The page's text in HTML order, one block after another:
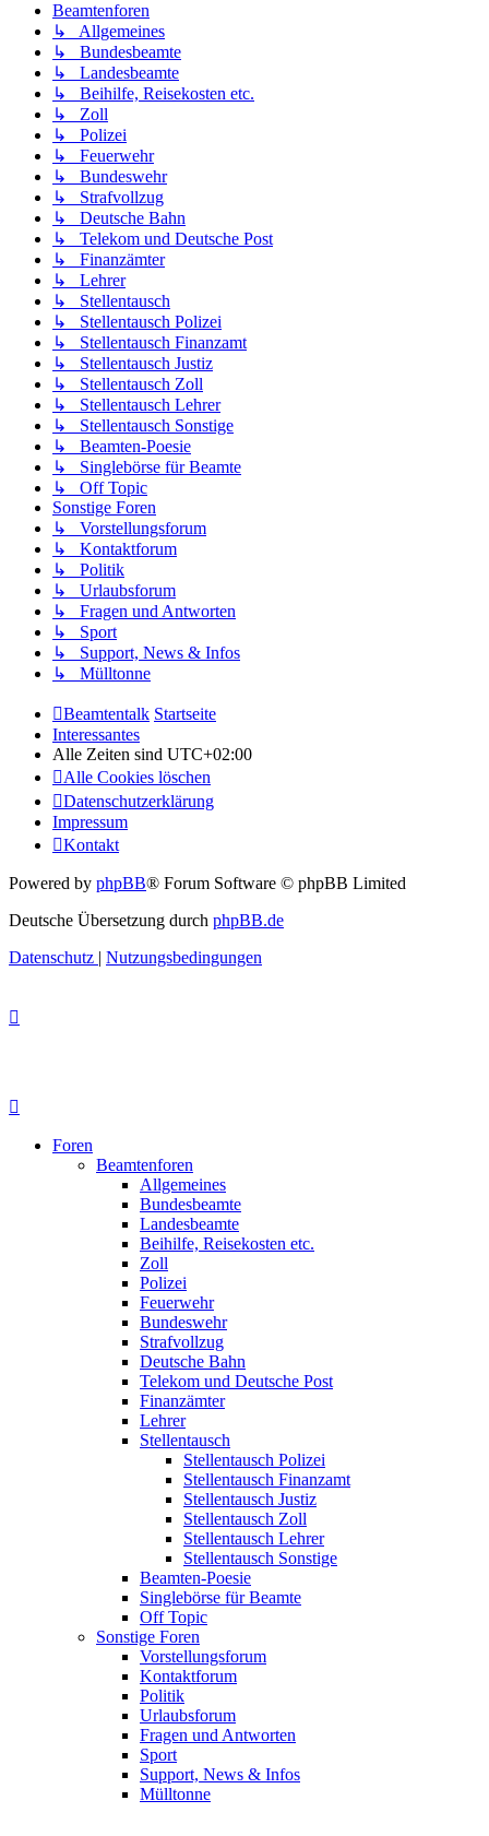
Beamtenforen
↳ Allgemeines
↳ Bundesbeamte
↳ Landesbeamte
↳ Beihilfe, Reisekosten etc.
↳ Zoll
↳ Polizei
↳ Feuerwehr
↳ Bundeswehr
↳ Strafvollzug
↳ Deutsche Bahn
↳ Telekom und Deutsche Post
↳ Finanzämter
↳ Lehrer
↳ Stellentausch
↳ Stellentausch Polizei
↳ Stellentausch Finanzamt
↳ Stellentausch Justiz
↳ Stellentausch Zoll
↳ Stellentausch Lehrer
↳ Stellentausch Sonstige
↳ Beamten-Poesie
↳ Singlebörse für Beamte
↳ Off Topic
Sonstige Foren
↳ Vorstellungsforum
↳ Kontaktforum
↳ Politik
↳ Urlaubsforum
↳ Fragen und Antworten
↳ Sport
↳ Support, News & Infos
↳ Mülltonne
Beamtentalk Startseite
Interessantes
Alle Zeiten sind UTC+02:00
Alle Cookies löschen
Datenschutzerklärung
Impressum
Kontakt
Powered by phpBB® Forum Software © phpBB Limited
Deutsche Übersetzung durch phpBB.de
Datenschutz | Nutzungsbedingungen
Foren
Beamtenforen
Allgemeines
Bundesbeamte
Landesbeamte
Beihilfe, Reisekosten etc.
Zoll
Polizei
Feuerwehr
Bundeswehr
Strafvollzug
Deutsche Bahn
Telekom und Deutsche Post
Finanzämter
Lehrer
Stellentausch
Stellentausch Polizei
Stellentausch Finanzamt
Stellentausch Justiz
Stellentausch Zoll
Stellentausch Lehrer
Stellentausch Sonstige
Beamten-Poesie
Singlebörse für Beamte
Off Topic
Sonstige Foren
Vorstellungsforum
Kontaktforum
Politik
Urlaubsforum
Fragen und Antworten
Sport
Support, News & Infos
Mülltonne